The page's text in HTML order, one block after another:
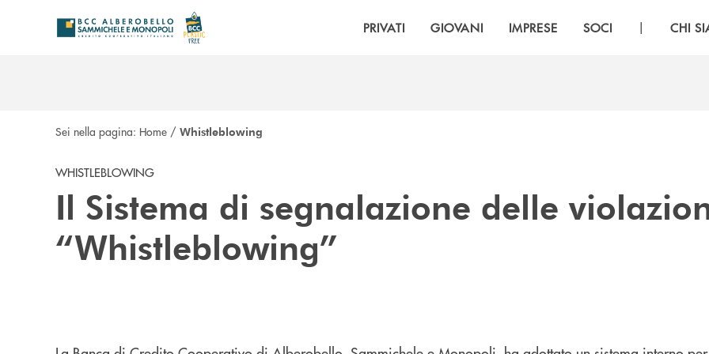
PRIVATI GIOVANI IMPRESE SOCI | CHI
Sei nella pagina: Home / Whistleblowing
WHISTLEBLOWING
Il Sistema di segnalazione delle
“Whistleblowing”